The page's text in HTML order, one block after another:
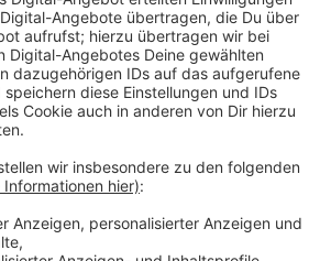
Monat auch eskaliert ist, weil
war und die Besucher sehr nah
haben. In Zukunft soll so eine
werden. Dazu sollen die
festhalten, wie viele Menschen ins
auch wie viele es verlassen.
uns, soll dann die Öffentlichkeit
wenn ein Bad zu voll ist. Im
mehr Platz durch eine zusätzliche